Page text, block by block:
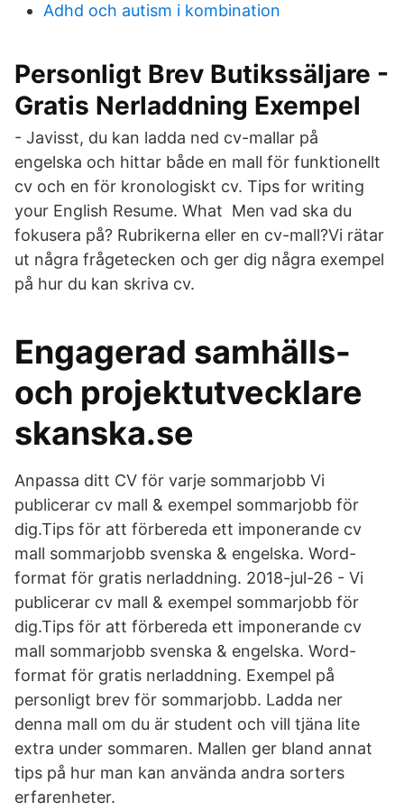
Adhd och autism i kombination
Personligt Brev Butikssäljare -
Gratis Nerladdning Exempel
- Javisst, du kan ladda ned cv-mallar på
engelska och hittar både en mall för funktionellt
cv och en för kronologiskt cv. Tips for writing
your English Resume. What Men vad ska du
fokusera på? Rubrikerna eller en cv-mall?Vi rätar
ut några frågetecken och ger dig några exempel
på hur du kan skriva cv.
Engagerad samhälls-
och projektutvecklare
skanska.se
Anpassa ditt CV för varje sommarjobb Vi
publicerar cv mall & exempel sommarjobb för
dig.Tips för att förbereda ett imponerande cv
mall sommarjobb svenska & engelska. Word-
format för gratis nerladdning. 2018-jul-26 - Vi
publicerar cv mall & exempel sommarjobb för
dig.Tips för att förbereda ett imponerande cv
mall sommarjobb svenska & engelska. Word-
format för gratis nerladdning. Exempel på
personligt brev för sommarjobb. Ladda ner
denna mall om du är student och vill tjäna lite
extra under sommaren. Mallen ger bland annat
tips på hur man kan använda andra sorters
erfarenheter.